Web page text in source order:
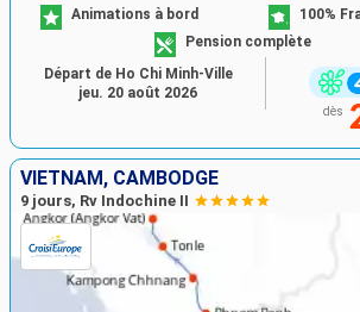
Animations à bord
100%
Pension complète
dès
Départ de Ho Chi Minh-Ville
jeu. 20 août 2026
VIETNAM, CAMBODGE
9 jours, Rv Indochine II